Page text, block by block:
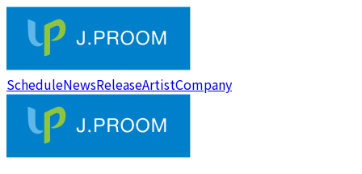
ScheduleNewsReleaseArtistCompany